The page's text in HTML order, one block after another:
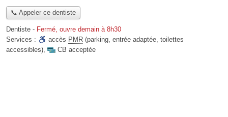
📞 Appeler ce dentiste
Dentiste - Fermé, ouvre demain à 8h30
Services :
accès PMR (parking, entrée adaptée, toilettes
accessibles), CB acceptée